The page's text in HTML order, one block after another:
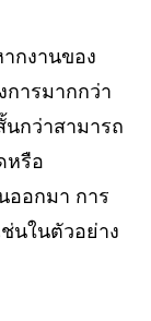
กงานของ
ารมากกว่า
กว่าสามารถ
หรือ
ออกมา การ
นในตัวอย่าง